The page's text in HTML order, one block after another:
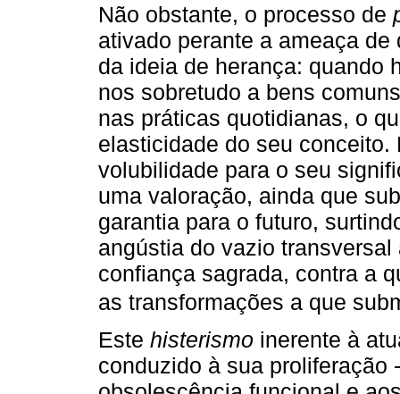
Não obstante, o processo de
ativado perante a ameaça
da ideia de herança: quando
nos sobretudo a bens
nas práticas quotidianas, o
elasticidade do seu
volubilidade para o seu
uma valoração, ainda que
garantia para o futuro,
angústia do vazio
confiança sagrada, contra a
as transformações a que
Este histerismo inerente à
conduzido à sua proliferação